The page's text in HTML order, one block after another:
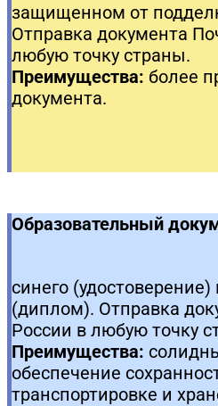
защищенном от
Отправка документа
любую точку страны.
Преимущества: более
документа.
Образовательный
синего
(диплом). Отправка
России в любую точку
Преимущества:
обеспечение
транспортировке и